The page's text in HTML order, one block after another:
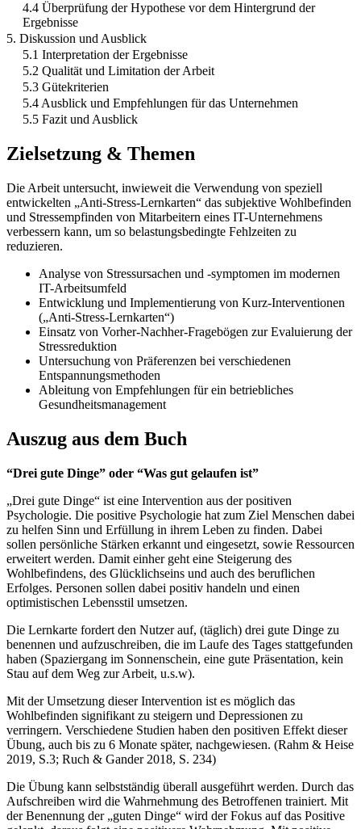
4.4 Überprüfung der Hypothese vor dem Hintergrund der
Ergebnisse
5. Diskussion und Ausblick
5.1 Interpretation der Ergebnisse
5.2 Qualität und Limitation der Arbeit
5.3 Gütekriterien
5.4 Ausblick und Empfehlungen für das Unternehmen
5.5 Fazit und Ausblick
Zielsetzung & Themen
Die Arbeit untersucht, inwieweit die Verwendung von speziell
entwickelten „Anti-Stress-Lernkarten“ das subjektive Wohlbefinden
und Stressempfinden von Mitarbeitern eines IT-Unternehmens
verbessern kann, um so belastungsbedingte Fehlzeiten zu
reduzieren.
Analyse von Stressursachen und -symptomen im modernen
IT-Arbeitsumfeld
Entwicklung und Implementierung von Kurz-Interventionen
(„Anti-Stress-Lernkarten“)
Einsatz von Vorher-Nachher-Fragebögen zur Evaluierung der
Stressreduktion
Untersuchung von Präferenzen bei verschiedenen
Entspannungsmethoden
Ableitung von Empfehlungen für ein betriebliches
Gesundheitsmanagement
Auszug aus dem Buch
“Drei gute Dinge” oder “Was gut gelaufen ist”
„Drei gute Dinge“ ist eine Intervention aus der positiven
Psychologie. Die positive Psychologie hat zum Ziel Menschen dabei
zu helfen Sinn und Erfüllung in ihrem Leben zu finden. Dabei
sollen persönliche Stärken erkannt und eingesetzt, sowie Ressourcen
erweitert werden. Damit einher geht eine Steigerung des
Wohlbefindens, des Glücklichseins und auch des beruflichen
Erfolges. Personen sollen dabei positiv handeln und einen
optimistischen Lebensstil umsetzen.
Die Lernkarte fordert den Nutzer auf, (täglich) drei gute Dinge zu
benennen und aufzuschreiben, die im Laufe des Tages stattgefunden
haben (Spaziergang im Sonnenschein, eine gute Präsentation, kein
Stau auf dem Weg zur Arbeit, u.s.w).
Mit der Umsetzung dieser Intervention ist es möglich das
Wohlbefinden signifikant zu steigern und Depressionen zu
verringern. Verschiedene Studien haben den positiven Effekt dieser
Übung, auch bis zu 6 Monate später, nachgewiesen. (Rahm & Heise
2019, S.3; Ruch & Gander 2018, S. 234)
Die Übung kann selbstständig überall ausgeführt werden. Durch das
Aufschreiben wird die Wahrnehmung des Betroffenen trainiert. Mit
der Benennung der „guten Dinge“ wird der Fokus auf das Positive